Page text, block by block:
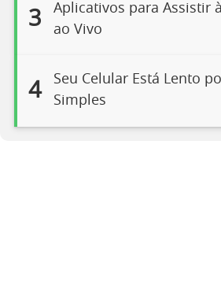
3
Aplicativos para Assistir
ao Vivo
4
Seu Celular Está Lento
Simples